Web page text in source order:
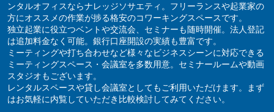
ンタルオフィスならナレッジソサエティ。フリーランスや起業家の
方にオススメの作業が捗る格安のコワーキングスペースです。
独立起業に役立つベントや交流会、セミナーも随時開催。法人登記
は追加料金なく可能。銀行口座開設の実績も豊富です。
ミーティングや打ち合わせなど様々なビジネスシーンに対応できる
ミーティングスペース・会議室を多数用意。セミナールームや動画
スタジオもございます。
レンタルスペースや貸し会議室としてもご利用いただけます。まず
はお気軽に内覧していただき比較検討してみてください。